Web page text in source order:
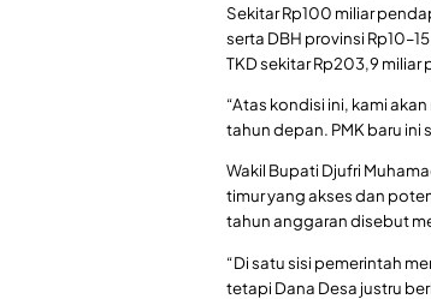
Sekitar Rp100 miliar
serta DBH provinsi
TKD sekitar Rp203,9 miliar
“Atas kondisi ini, kami
tahun depan. PMK baru
Wakil Bupati Djufri
timur yang akses dan
tahun anggaran disebut
“Di satu sisi pemerintah
tetapi Dana Desa justru